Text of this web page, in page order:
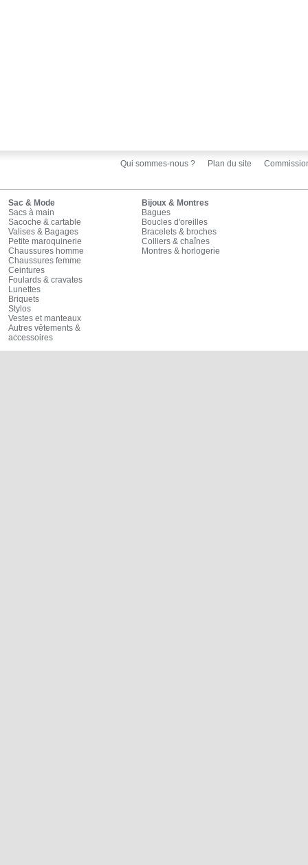
Qui sommes-nous ? Plan du site
Sac & Mode
Sacs à main
Sacoche & cartable
Valises & Bagages
Petite maroquinerie
Chaussures homme
Chaussures femme
Ceintures
Foulards & cravates
Lunettes
Briquets
Stylos
Vestes et manteaux
Autres vêtements &
accessoires
Bijoux & Montres
Bagues
Boucles d'oreilles
Bracelets & broches
Colliers & chaînes
Montres & horlogerie